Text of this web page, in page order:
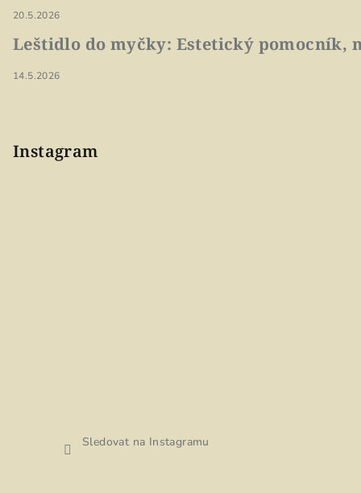
20.5.2026
Leštidlo do myčky: Estetický pomocník,
14.5.2026
Instagram
Sledovat na Instagramu